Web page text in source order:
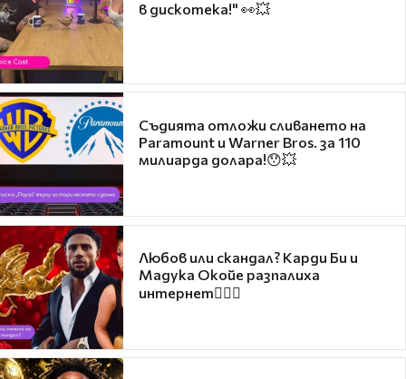
в дискотека!" 👀💥
Съдията отложи сливането на
Paramount и Warner Bros. за 110
милиарда долара!😯💥
Любов или скандал? Карди Би и
Мадука Окойе разпалиха
интернет❤️‍🔥🔥